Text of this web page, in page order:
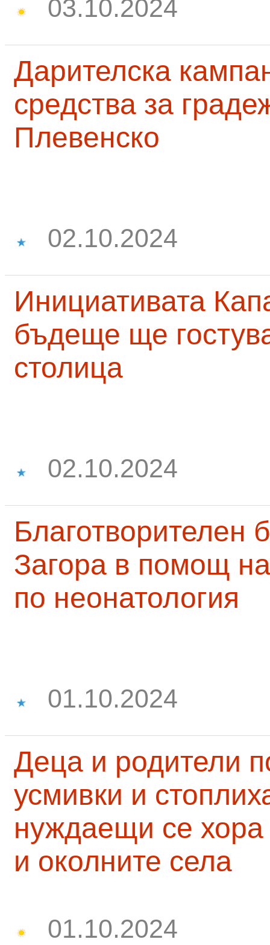
03.10.2024
Дарителска
средства за
Плевенско
02.10.2024
Инициативата
бъдеще ще
столица
02.10.2024
Благотворителен
Загора в помощ
по неонатология
01.10.2024
Деца и родители
усмивки и
нуждаещи се
и околните села
01.10.2024